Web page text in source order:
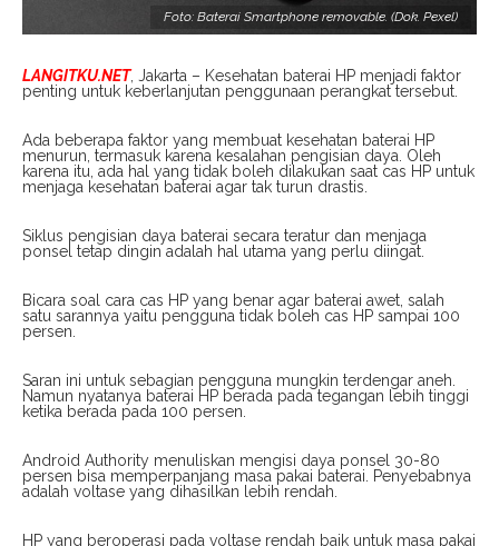
Foto: Baterai Smartphone removable. (Dok. Pexel)
LANGITKU.NET, Jakarta – Kesehatan baterai HP menjadi faktor
penting untuk keberlanjutan penggunaan perangkat tersebut.
Ada beberapa faktor yang membuat kesehatan baterai HP
menurun, termasuk karena kesalahan pengisian daya. Oleh
karena itu, ada hal yang tidak boleh dilakukan saat cas HP untuk
menjaga kesehatan baterai agar tak turun drastis.
Siklus pengisian daya baterai secara teratur dan menjaga
ponsel tetap dingin adalah hal utama yang perlu diingat.
Bicara soal cara cas HP yang benar agar baterai awet, salah
satu sarannya yaitu pengguna tidak boleh cas HP sampai 100
persen.
Saran ini untuk sebagian pengguna mungkin terdengar aneh.
Namun nyatanya baterai HP berada pada tegangan lebih tinggi
ketika berada pada 100 persen.
Android Authority menuliskan mengisi daya ponsel 30-80
persen bisa memperpanjang masa pakai baterai. Penyebabnya
adalah voltase yang dihasilkan lebih rendah.
HP yang beroperasi pada voltase rendah baik untuk masa pakai